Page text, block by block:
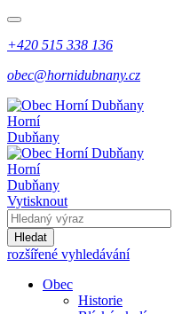
+420 515 338 136
obec@hornidubnany.cz
Horní
Dubňany
Horní
Dubňany
Vytisknout
Hledat
rozšířené vyhledávání
Obec
Historie